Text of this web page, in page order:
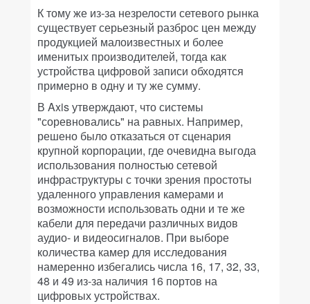
К тому же из-за незрелости сетевого рынка
существует серьезный разброс цен между
продукцией малоизвестных и более
именитых производителей, тогда как
устройства цифровой записи обходятся
примерно в одну и ту же сумму.
В Axis утверждают, что системы
"соревновались" на равных. Например,
решено было отказаться от сценария
крупной корпорации, где очевидна выгода
использования полностью сетевой
инфраструктуры с точки зрения простоты
удаленного управления камерами и
возможности использовать одни и те же
кабели для передачи различных видов
аудио- и видеосигналов. При выборе
количества камер для исследования
намеренно избегались числа 16, 17, 32, 33,
48 и 49 из-за наличия 16 портов на
цифровых устройствах.